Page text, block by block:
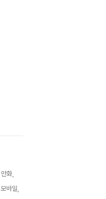
만화,
모바일,